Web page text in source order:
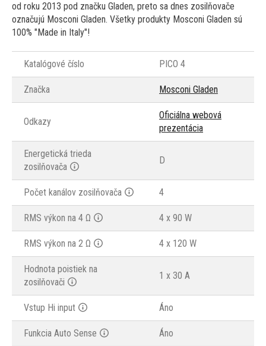
od roku 2013 pod značku Gladen, preto sa dnes zosilňovače
označujú Mosconi Gladen. Všetky produkty Mosconi Gladen sú
100% "Made in Italy"!
Katalógové číslo PICO 4
Značka Mosconi Gladen
Odkazy
Oficiálna webová
prezentácia
Energetická trieda
zosilňovača
D
Počet kanálov zosilňovača 4
RMS výkon na 4 Ω 4 x 90 W
RMS výkon na 2 Ω 4 x 120 W
Hodnota poistiek na
zosilňovači
1 x 30 A
Vstup Hi input Áno
Funkcia Auto Sense Áno